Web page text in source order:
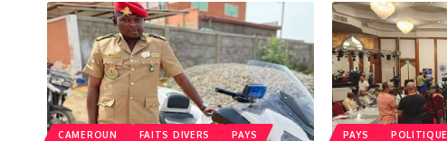
CAMEROUN FAITS DIVERS PAYS PAYS POLITIQUE